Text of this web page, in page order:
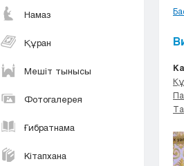
Намаз
Құран
Мешіт тынысы
Фотогалерея
Ғибратнама
Кітапхана